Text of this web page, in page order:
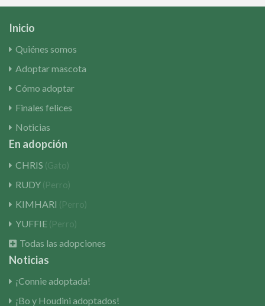
Inicio
Quiénes somos
Adoptar mascota
Cómo adoptar
Finales felices
Noticias
En adopción
CHRIS (Gato)
RUDY (Perro)
KIMHARI (Perro)
YUFFIE (Perro)
Todas las adopciones
Noticias
¡Connie adoptada!
¡Bo y Houdini adoptados!